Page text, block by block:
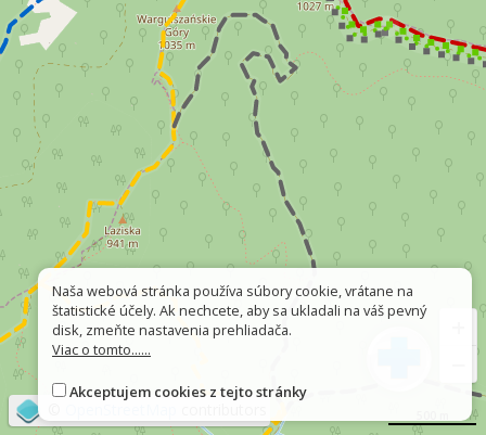
Naša webová stránka používa súbory cookie, vrátane na
štatistické účely. Ak nechcete, aby sa ukladali na váš pevný
disk, zmeňte nastavenia prehliadača.
Viac o tomto......
Akceptujem cookies z tejto stránky